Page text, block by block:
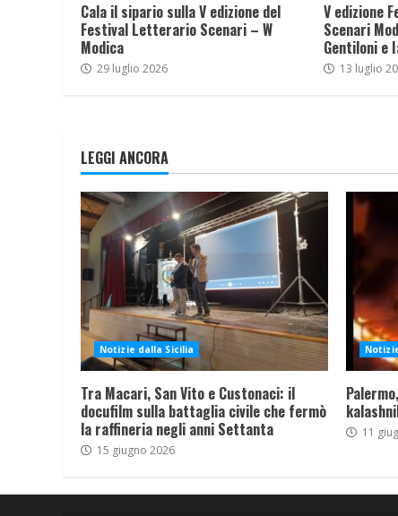
Cala il sipario sulla V edizione del
Festival Letterario Scenari – W
Modica
29 luglio 2026
V edizione
Scenari
Gentiloni e
13 luglio
LEGGI ANCORA
Notizie dalla Sicilia
Tra Macari, San Vito e Custonaci: il
docufilm sulla battaglia civile che fermò
la raffineria negli anni Settanta
15 giugno 2026
11